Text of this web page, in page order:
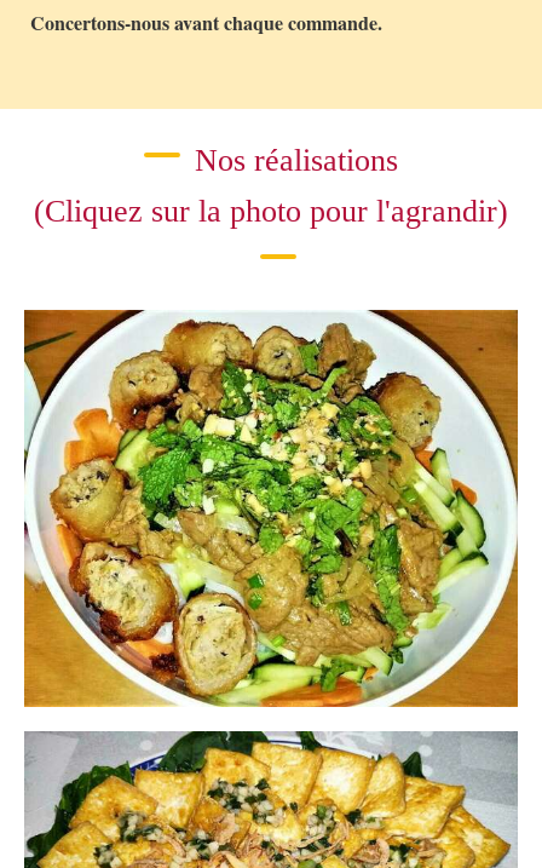
Concertons-nous avant chaque commande.
Nos réalisations
(Cliquez sur la photo pour l'agrandir)